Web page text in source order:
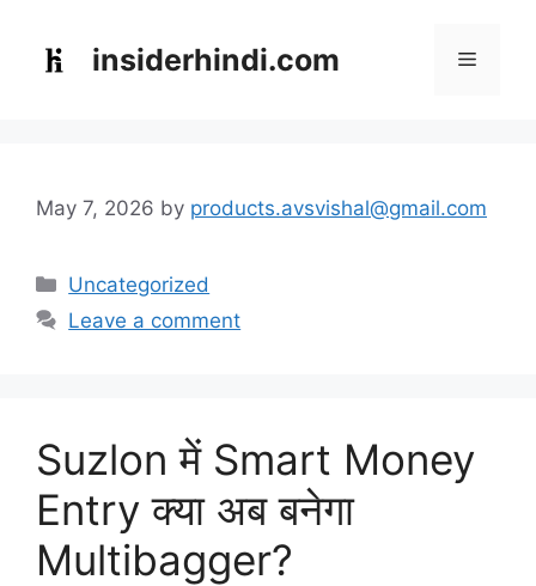
content
insiderhindi.com Menu
May 7, 2026 by products.avsvishal@gmail.com
Categories
Uncategorized
Leave a comment
Suzlon में Smart Money
Entry क्या अब बनेगा
Multibagger?